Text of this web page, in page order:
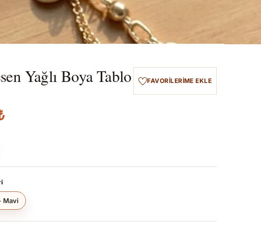
Yağlı Boya Tablo
FAVORILERIME EKLE
Mavi